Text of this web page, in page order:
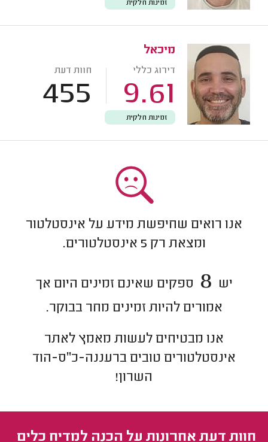
זמינות חלקית
מיכאל
דירוג כללי
9.61
חוות דעת
455
זמינות חלקית
אנו רואים שחיפשת מידע על אינסטלטור
ומצאת רק 5 אינסטלטורים.
יש 8 ספקים שאינם זמינים היום אך
אמורים להיות זמינים מחר בבוקר.
אנו מבטיחים לעשות מאמץ לאתר
אינסטלטורים טובים ברעננה-כ"ס-הוד
השרון!
חוות דעת אחרונות על הכנה למדיח כלים